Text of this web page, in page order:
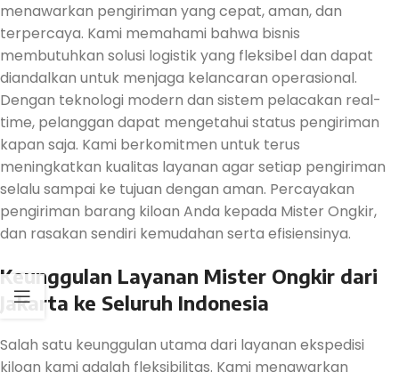
menawarkan pengiriman yang cepat, aman, dan
terpercaya. Kami memahami bahwa bisnis
membutuhkan solusi logistik yang fleksibel dan dapat
diandalkan untuk menjaga kelancaran operasional.
Dengan teknologi modern dan sistem pelacakan real-
time, pelanggan dapat mengetahui status pengiriman
kapan saja. Kami berkomitmen untuk terus
meningkatkan kualitas layanan agar setiap pengiriman
selalu sampai ke tujuan dengan aman. Percayakan
pengiriman barang kiloan Anda kepada Mister Ongkir,
dan rasakan sendiri kemudahan serta efisiensinya.
Keunggulan Layanan Mister Ongkir dari
Jakarta ke Seluruh Indonesia
Salah satu keunggulan utama dari layanan ekspedisi
kiloan kami adalah fleksibilitas. Kami menawarkan